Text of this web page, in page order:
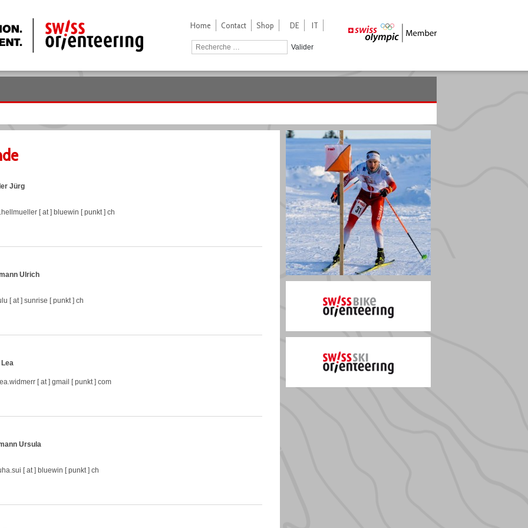
Home Contact Shop DE IT
Valider
Jürg
[ at ] bluewin [ punkt ] ch
Ulrich
[ at ] sunrise [ punkt ] ch
[ at ] gmail [ punkt ] com
Ursula
[ at ] bluewin [ punkt ] ch